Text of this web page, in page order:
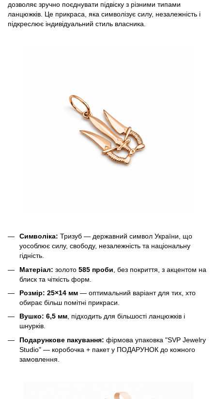
дозволяє зручно поєднувати підвіску з різними типами
ланцюжків. Це прикраса, яка символізує силу, незалежність і
підкреслює індивідуальний стиль власника.
Символіка: Тризуб — державний символ України, що
уособлює силу, свободу, незалежність та національну
гідність.
Матеріал: золото 585 проби , без покриття, з акцентом на
блиск та чіткість форм.
Розмір: 25×14 мм — оптимальний варіант для тих, хто
обирає більш помітні прикраси.
Вушко: 6,5 мм, підходить для більшості ланцюжків і
шнурків.
Подарункове пакування: фірмова упаковка "SVP Jewelry
Studio" — коробочка + пакет у ПОДАРУНОК до кожного
замовлення.